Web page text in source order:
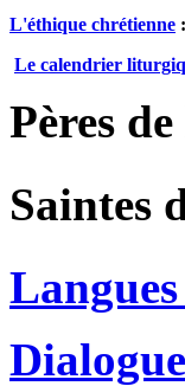
L'éthique chrétienne :
Le calendrier
Pères
Saintes